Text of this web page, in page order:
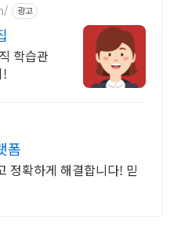
광고
학습관
!
폼
정확하게 해결합니다! 믿